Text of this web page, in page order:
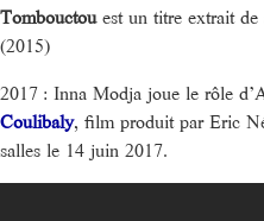
Tombouctouest un titre extrait
(2015)
2017 : Inna Modja joue le rôle
Coulibaly, film produit par Eric
salles le 14 juin 2017.